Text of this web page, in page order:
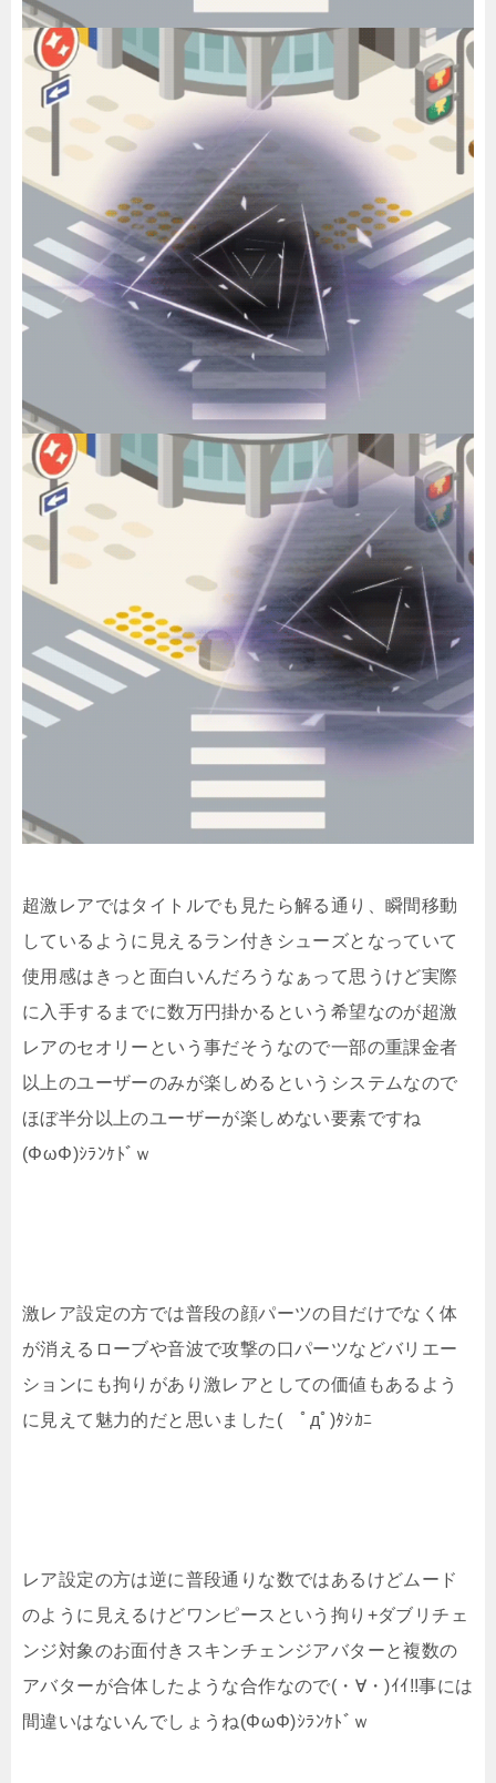
超激レアではタイトルでも見たら解る通り、瞬間移動
しているように見えるラン付きシューズとなっていて
使用感はきっと面白いんだろうなぁって思うけど実際
に入手するまでに数万円掛かるという希望なのが超激
レアのセオリーという事だそうなので一部の重課金者
以上のユーザーのみが楽しめるというシステムなので
ほぼ半分以上のユーザーが楽しめない要素ですね
(ΦωΦ)ｼﾗﾝｹﾄﾞｗ
激レア設定の方では普段の顔パーツの目だけでなく体
が消えるローブや音波で攻撃の口パーツなどバリエー
ションにも拘りがあり激レアとしての価値もあるよう
に見えて魅力的だと思いました( ﾟдﾟ)ﾀｼｶﾆ
レア設定の方は逆に普段通りな数ではあるけどムード
のように見えるけどワンピースという拘り+ダブリチェ
ンジ対象のお面付きスキンチェンジアバターと複数の
アバターが合体したような合作なので(・∀・)ｲｲ!!事には
間違いはないんでしょうね(ΦωΦ)ｼﾗﾝｹﾄﾞｗ